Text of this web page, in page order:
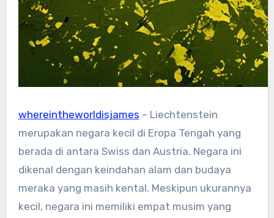
whereintheworldisjames – Liechtenstein
merupakan negara kecil di Eropa Tengah yang
berada di antara Swiss dan Austria. Negara ini
dikenal dengan keindahan alam dan budaya
meraka yang masih kental. Meskipun ukurannya
kecil, negara ini memiliki empat musim yang